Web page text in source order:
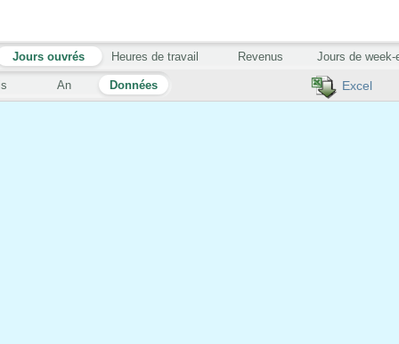
Excel
An Données
Jours ouvrés Heures de travail Revenus Jours de week-